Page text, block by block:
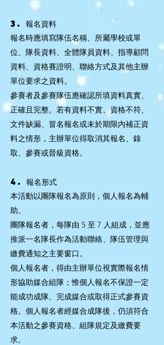
3. 報名資料
報名時應填寫隊伍名稱、所屬學校或單
位、隊長資料、全體隊員資料、指導顧問
資料、資格賽證明、聯絡方式及其他主辦
單位要求之資料。
參賽者及參賽隊伍應確認所填資料真實、
正確且完整。若有資料不實、資格不符、
文件缺漏、冒名報名或未於期限內補正資
料之情形，主辦單位得取消其報名、錄
取、參賽或晉級資格。
4. 報名形式
本活動以團隊報名為原則，個人報名為輔
助。
團隊報名者，每隊由 5 至 7 人組成，並應
推派一名隊長作為活動聯絡、隊伍管理與
繳費通知之主要窗口。
個人報名者，得由主辦單位視實際報名情
形協助媒合組隊；惟個人報名不保證一定
能成功成隊、完成媒合或取得正式參賽資
格。個人報名者經媒合成隊後，仍須符合
本活動之參賽資格、組隊規定及繳費要
求。